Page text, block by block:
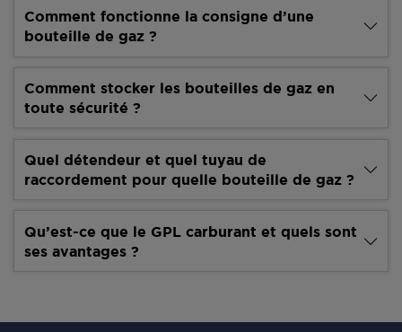
Comment fonctionne la consigne d’une
bouteille de gaz ?
Comment stocker les bouteilles de gaz en
toute sécurité ?
Quel détendeur et quel tuyau de
raccordement pour quelle bouteille de gaz ?
Qu’est-ce que le GPL carburant et quels sont
ses avantages ?